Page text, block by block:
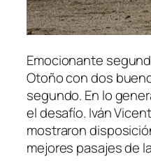
Emocionante
Otoño con dos
segundo. En lo
el desafío. Iván
mostraron
mejores pasajes de